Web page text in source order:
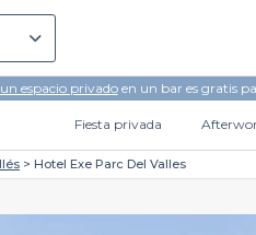
espacio privadoen un bar es gratis
Fiesta privada
Hotel Exe Parc Del Valles